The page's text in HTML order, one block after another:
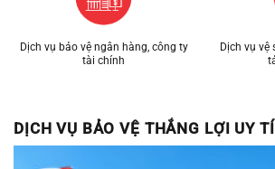
Dịch vụ bảo vệ ngân hàng, công ty
tài chính
Dịch vụ vệ
DỊCH VỤ BẢO VỆ THẮNG LỢI UY